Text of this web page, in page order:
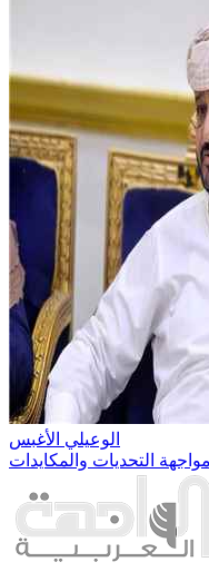
الوعيلي الأغبس
التحديات والمكايدات